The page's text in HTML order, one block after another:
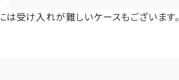
は受け入れが難しいケースもございます。